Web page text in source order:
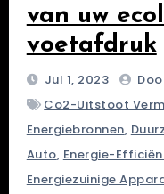
van uw
voetafdruk
Jul 1, 2023
Co2-Uitstoot
Energiebronnen,
Auto, Energie-
Energiezuinige